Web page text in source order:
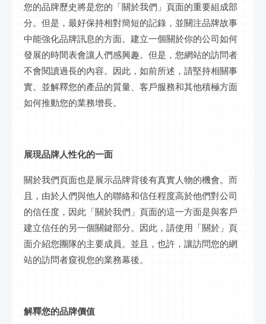
您的品牌歷史將是您的「關於我們」頁面的重要組成部
分。但是，最好保持相對簡短的記錄，並關注品牌故事
中能強化品牌訊息的方面。建立一個關於你的公司如何
發展的時間表會讓人們感興趣。但是，您網站的訪問者
不會閱讀過長的內容。因此，如前所述，請堅持相關事
實。並解釋您的產品的質量、客戶服務和其他積極方面
如何推動您的業務增長。
展現品牌人性化的一面
關於我們頁面也是展示品牌背後有真實人物的機會。而
且，由於人們與他人的聯絡和信任程度高於他們對公司
的信任度，因此「關於我們」頁面的這一方面是與客戶
建立信任的另一個關鍵部分。因此，請使用「關於」頁
面介紹您團隊的主要成員。並且，也許，讓訪問您的網
站的訪問者窺視您的業務幕後。
解釋您的品牌價值